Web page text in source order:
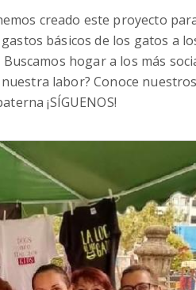
creado este proyecto
básicos de los gatos a
hogar a los más
labor? Conoce
¡SÍGUENOS!